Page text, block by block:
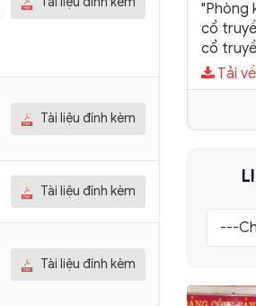
Tài liệu đính kèm
Tài liệu đính kèm
Tài liệu đính kèm
"Phòng
cổ
cổ
Tải về